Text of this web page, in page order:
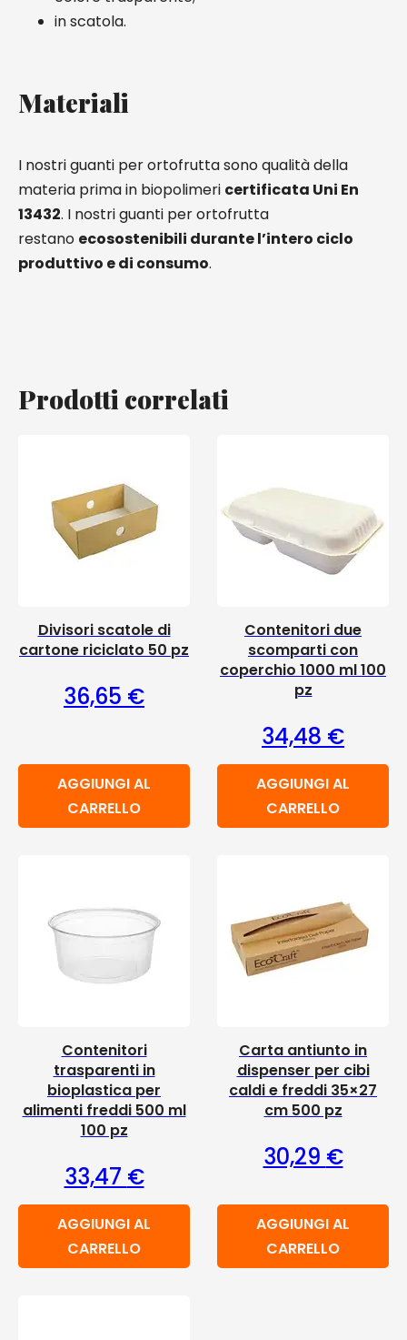
in scatola.
Materiali
I nostri guanti per ortofrutta sono qualità della
materia prima in biopolimeri certificata Uni En
13432. I nostri guanti per ortofrutta
restano ecosostenibili durante l’intero ciclo
produttivo e di consumo.
Prodotti correlati
Divisori scatole di
cartone riciclato 50 pz
36,65 €
AGGIUNGI AL
CARRELLO
Contenitori due
scomparti con
coperchio 1000 ml 100
pz
34,48 €
AGGIUNGI AL
CARRELLO
Contenitori
trasparenti in
bioplastica per
alimenti freddi 500 ml
100 pz
33,47 €
AGGIUNGI AL
CARRELLO
Carta antiunto in
dispenser per cibi
caldi e freddi 35×27
cm 500 pz
30,29 €
AGGIUNGI AL
CARRELLO